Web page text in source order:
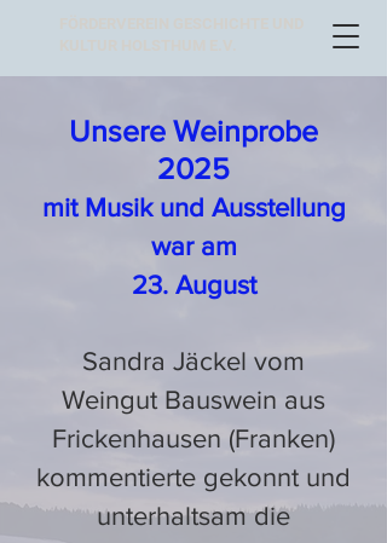
Unsere Weinprobe
2025
mit Musik und Ausstellung
war am
23. August
Sandra Jäckel vom
Weingut Bauswein aus
Frickenhausen (Franken)
kommentierte gekonnt und
unterhaltsam die